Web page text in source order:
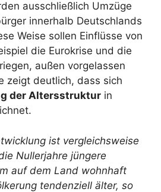
ausschließlich Umzüge
innerhalb Deutschlands
Weise sollen Einflüsse von
die Eurokrise und die
außen vorgelassen
zeigt deutlich, dass sich
der Altersstruktur in
ist vergleichsweise
Nullerjahre jüngere
auf dem Land wohnhaft
tendenziell älter, so